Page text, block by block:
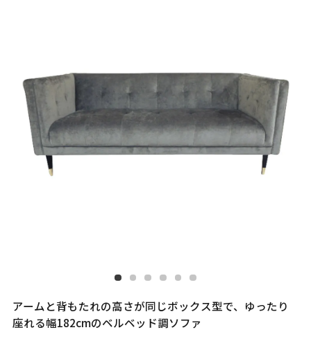
アームと背もたれの高さが同じボックス型で、ゆったり
座れる幅182cmのベルベッド調ソファ